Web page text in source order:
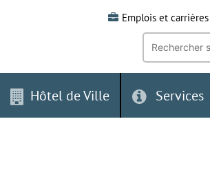
Emplois et carrières
Recherche
mot-
clé:
Hôtel de Ville Services